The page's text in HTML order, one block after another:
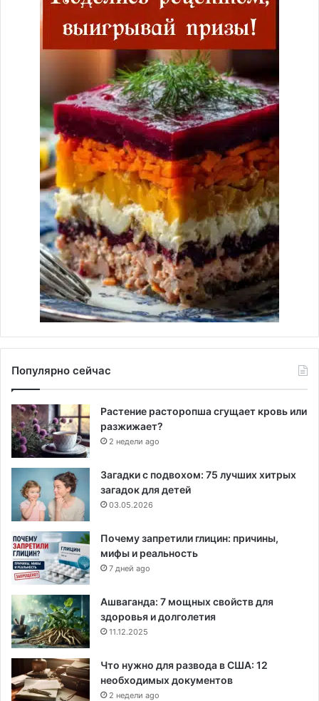
Популярно сейчас
Растение расторопша сгущает кровь или
разжижает?
2 недели ago
Загадки с подвохом: 75 лучших хитрых
загадок для детей
03.05.2026
Почему запретили глицин: причины,
мифы и реальность
7 дней ago
Ашваганда: 7 мощных свойств для
здоровья и долголетия
11.12.2025
Что нужно для развода в США: 12
необходимых документов
2 недели ago